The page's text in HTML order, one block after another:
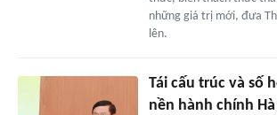
những giá trị mới, đưa
lên.
Tái cấu trúc và số
nền hành chính